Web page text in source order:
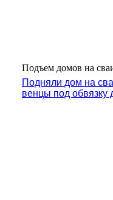
Подъем домов на
Подняли дом на
венцы под обвязку